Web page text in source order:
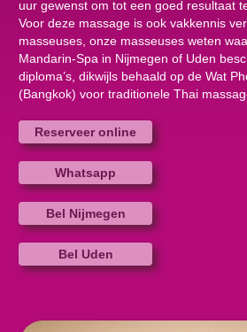
uur gewenst om tot een goed resultaat
Voor deze massage is ook vakkennis
masseuses, onze masseuses weten
Mandarin-Spa in Nijmegen of Uden
diploma’s, dikwijls behaald op de Wat
(Bangkok) voor traditionele Thai
Reserveer online
Whatsapp
Bel Nijmegen
Bel Uden